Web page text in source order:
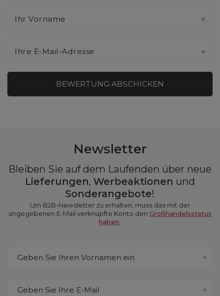
Ihr Vorname
Ihre E-Mail-Adresse
BEWERTUNG ABSCHICKEN
Newsletter
Bleiben Sie auf dem Laufenden über neue
Lieferungen, Werbeaktionen und
Sonderangebote!
Um B2B-Newsletter zu erhalten, muss das mit der
angegebenen E-Mail verknüpfte Konto den Großhandelsstatus
haben.
Geben Sie Ihren Vornamen ein
Geben Sie Ihre E-Mail